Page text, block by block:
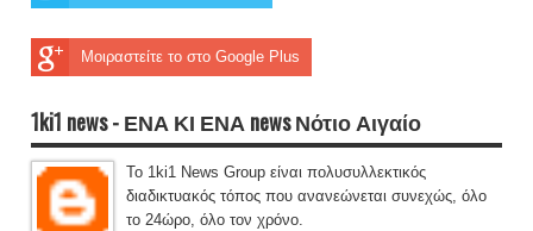
Μοιραστείτε το στο Google Plus
1ki1 news - ΕΝΑ ΚΙ ΕΝΑ news Νότιο Αιγαίο
Το 1ki1 News Group είναι πολυσυλλεκτικός
διαδικτυακός τόπος που ανανεώνεται συνεχώς, όλο
το 24ώρο, όλο τον χρόνο.